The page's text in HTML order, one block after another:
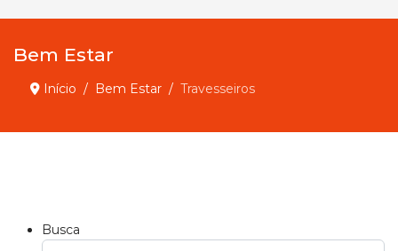
Bem Estar
Início Bem Estar Travesseiros
Busca